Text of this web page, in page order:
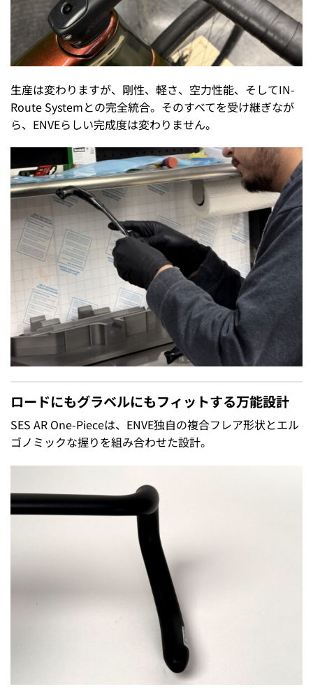
生産は変わりますが、剛性、軽さ、空力性能、そしてIN-
Route Systemとの完全統合。そのすべてを受け継ぎなが
ら、ENVEらしい完成度は変わりません。
ロードにもグラベルにもフィットする万能設計
SES AR One-Pieceは、ENVE独自の複合フレア形状とエル
ゴノミックな握りを組み合わせた設計。